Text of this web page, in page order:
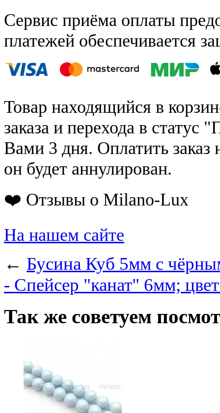
Сервис приёма оплаты
платежей обеспечивается
Товар находящийся в
заказа и перехода в статус
Вами 3 дня. Оплатить заказ
он будет аннулирован.
❤️ Отзывы о Milano-Lux
На нашем сайте
← Бусина Куб 5мм с
- Спейсер "канат" 6мм;
Так же советуем